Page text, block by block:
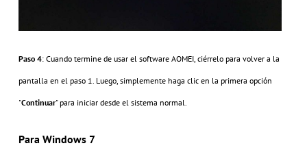
Paso 4: Cuando termine de usar el software AOMEI, ciérrelo para volver a la
pantalla en el paso 1. Luego, simplemente haga clic en la primera opción
"Continuar" para iniciar desde el sistema normal.
Para Windows 7